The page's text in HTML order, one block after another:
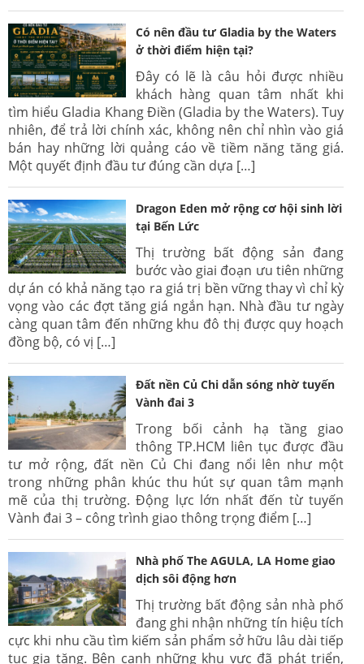
Có nên đầu tư Gladia by the Waters
ở thời điểm hiện tại?
Đây có lẽ là câu hỏi được nhiều
khách hàng quan tâm nhất khi
tìm hiểu Gladia Khang Điền (Gladia by the Waters). Tuy
nhiên, để trả lời chính xác, không nên chỉ nhìn vào giá
bán hay những lời quảng cáo về tiềm năng tăng giá.
Một quyết định đầu tư đúng cần dựa […]
Dragon Eden mở rộng cơ hội sinh lời
tại Bến Lức
Thị trường bất động sản đang
bước vào giai đoạn ưu tiên những
dự án có khả năng tạo ra giá trị bền vững thay vì chỉ kỳ
vọng vào các đợt tăng giá ngắn hạn. Nhà đầu tư ngày
càng quan tâm đến những khu đô thị được quy hoạch
đồng bộ, có vị […]
Đất nền Củ Chi dẫn sóng nhờ tuyến
Vành đai 3
Trong bối cảnh hạ tầng giao
thông TP.HCM liên tục được đầu
tư mở rộng, đất nền Củ Chi đang nổi lên như một
trong những phân khúc thu hút sự quan tâm mạnh
mẽ của thị trường. Động lực lớn nhất đến từ tuyến
Vành đai 3 – công trình giao thông trọng điểm […]
Nhà phố The AGULA, LA Home giao
dịch sôi động hơn
Thị trường bất động sản nhà phố
đang ghi nhận những tín hiệu tích
cực khi nhu cầu tìm kiếm sản phẩm sở hữu lâu dài tiếp
tục gia tăng. Bên cạnh những khu vực đã phát triển,